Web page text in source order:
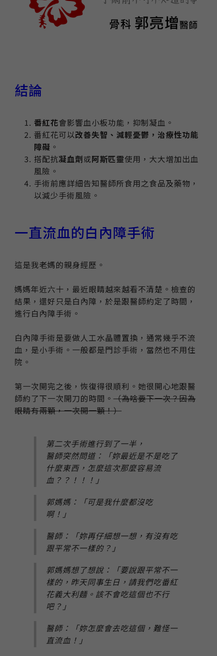
結論
番紅花會影響血小板功能，抑制凝血。
番紅花可以改善失智、減輕憂鬱，治療性功能
障礙 。
搭配抗凝血劑或阿斯匹靈使用，大大增加出血
風險。
手術前應詳細告知醫師所食用之食品及藥物，
以減少手術風險。
一直流血的白內障手術
這是我老媽的親身經歷。
媽媽年近六十，最近眼睛越來越看不清楚。檢查的
結果，還好只是白內障，於是跟醫師約定了時間，
進行白內障手術。
白內障手術是要做人工水晶體置換，通常幾乎不流
血，是小手術。一般都是門診手術，當然也不用住
院。
第一次開完之後，恢復得很順利。她很開心地跟醫
師約了下一次開刀的時間。 （為啥要下一次？因為
眼睛有兩顆，一次開一顆！）
第二次手術進行到了一半，
醫師突然問道：「妳最近是不是吃了
什麼東西，怎麼這次那麼容易流
血？？！！！」
郭媽媽：「可是我什麼都沒吃
啊！」
醫師：「妳再仔細想一想，有沒有吃
跟平常不一樣的？」
郭媽媽想了想說：「要說跟平常不一
樣的，昨天同事生日，請我們吃番紅
花義大利麵。該不會吃這個也不行
吧？」
醫師：「妳怎麼會去吃這個，難怪一
直流血！」